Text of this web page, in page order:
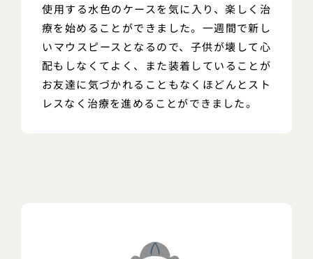
使用する水色のケースを気に入り、楽しく治
療を始めることができました。一週間で新し
いマウスピースとなるので、子供が壊して心
配もしなくてよく、また装着していることが
お友達に気づかれることもなくほどんとスト
レスなく治療を進めることができました。